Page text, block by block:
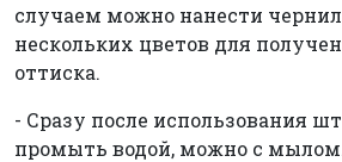
случаем можно нанести
нескольких цветов для
оттиска.
- Сразу после использования
промыть водой, можно с